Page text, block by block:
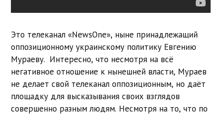
Это телеканал «NewsOne», ныне принадлежащий
оппозиционному украинскому политику Евгению
Мураеву. Интересно, что несмотря на всё
негативное отношение к нынешней власти, Мураев
не делает свой телеканал оппозиционным, но даёт
площадку для высказывания своих взглядов
совершенно разным людям. Несмотря на то, что по